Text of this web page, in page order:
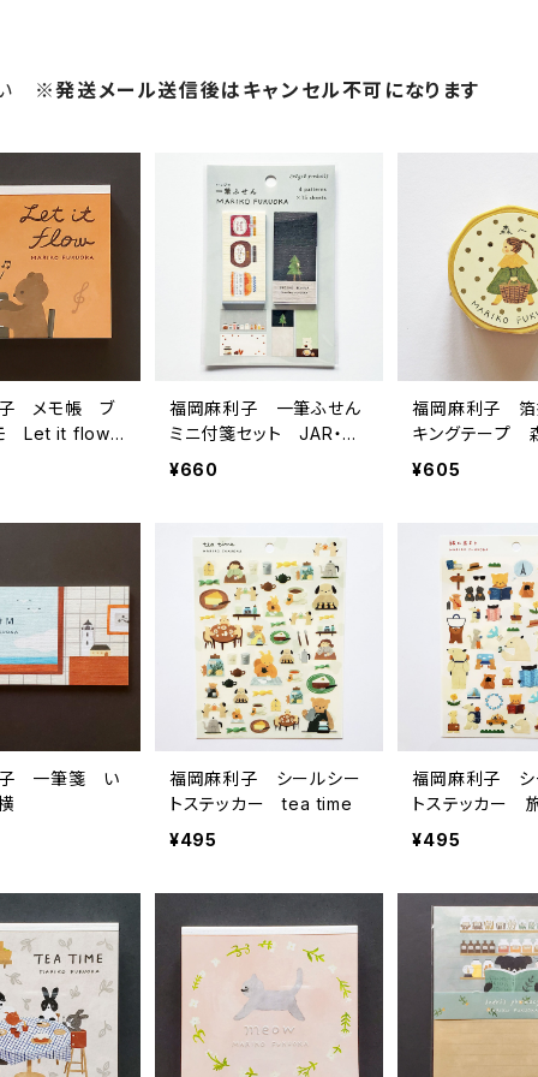
※発送メール送信後はキャンセル不可になります
子 メモ帳 ブ
Let it flow
福岡麻利子 一筆ふせん
ミニ付箋セット JAR・ほ
しくま
¥660
福岡麻利子 箔
キングテープ
エロー
¥605
子 一筆箋 い
福岡麻利子 シールシー
トステッカー tea time
¥495
福岡麻利子 シ
トステッカー
¥495